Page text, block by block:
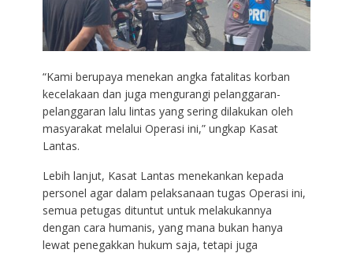
“Kami berupaya menekan angka fatalitas korban
kecelakaan dan juga mengurangi pelanggaran-
pelanggaran lalu lintas yang sering dilakukan oleh
masyarakat melalui Operasi ini,” ungkap Kasat
Lantas.
Lebih lanjut, Kasat Lantas menekankan kepada
personel agar dalam pelaksanaan tugas Operasi ini,
semua petugas dituntut untuk melakukannya
dengan cara humanis, yang mana bukan hanya
lewat penegakkan hukum saja, tetapi juga